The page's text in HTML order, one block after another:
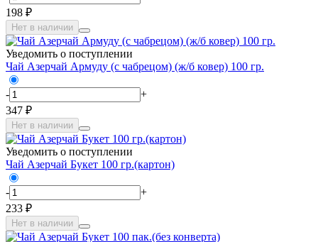
198 ₽
Нет в наличии
Уведомить о поступлении
Чай Азерчай Армуду (с чабрецом) (ж/б ковер) 100 гр.
-
+
347 ₽
Нет в наличии
Уведомить о поступлении
Чай Азерчай Букет 100 гр.(картон)
-
+
233 ₽
Нет в наличии